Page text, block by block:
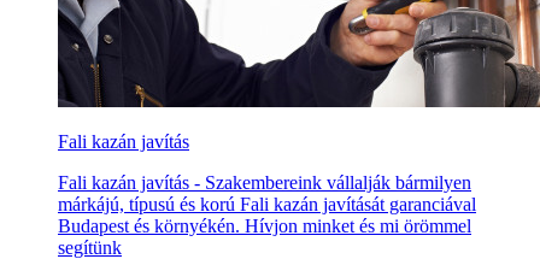
Fali kazán javítás
Fali kazán javítás - Szakembereink vállalják bármilyen
márkájú, típusú és korú Fali kazán javítását garanciával
Budapest és környékén. Hívjon minket és mi örömmel
segítünk